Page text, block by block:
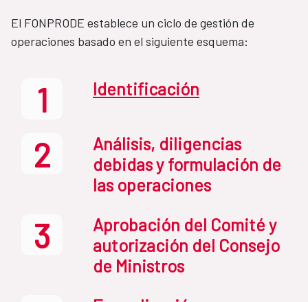
El FONPRODE establece un ciclo de gestión de
operaciones basado en el siguiente esquema:
1 Identificación
2
Análisis, diligencias
debidas y formulación de
las operaciones
3
Aprobación del Comité y
autorización del Consejo
de Ministros